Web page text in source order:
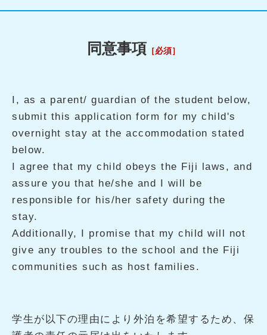
同意事項 ［必須］
I, as a parent/ guardian of the student below,
submit this application form for my child's
overnight stay at the accommodation stated
below.
I agree that my child obeys the Fiji laws, and
assure you that he/she and I will be
responsible for his/her safety during the
stay.
Additionally, I promise that my child will not
give any troubles to the school and the Fiji
communities such as host families.
学生が以下の理由により外泊を希望するため、保